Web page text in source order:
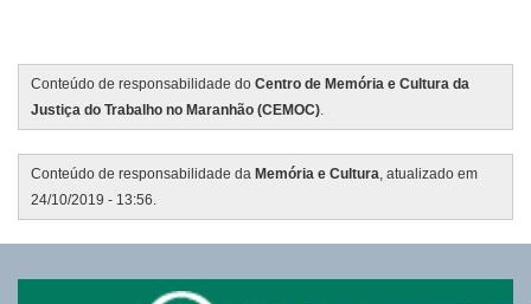
Conteúdo de responsabilidade do Centro de Memória e Cultura da
Justiça do Trabalho no Maranhão (CEMOC).
Conteúdo de responsabilidade da Memória e Cultura, atualizado em
24/10/2019 - 13:56.